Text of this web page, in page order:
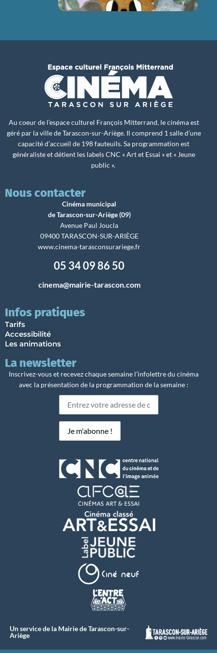
Au coeur de l’espace culturel François Mitterrand, le cinéma est
géré par la ville de Tarascon-sur-Ariège. Il comprend 1 salle d’une
capacité d’accueil de 198 fauteuils. Sa programmation est
généraliste et détient les labels CNC « Art et Essai » et « Jeune
public ».
Nous contacter
Cinéma municipal
de Tarascon-sur-Ariège (09)
Avenue Paul Joucla
09400 TARASCON-SUR-ARIÈGE
www.cinema-tarasconsurariege.fr
05 34 09 86 50
cinema@mairie-tarascon.com
Infos pratiques
Tarifs
Accessibilité
Les animations
La newsletter
Inscrivez-vous et recevez chaque semaine l’infolettre du cinéma
avec la présentation de la programmation de la semaine :
Un service de la Mairie de Tarascon-sur-
Ariège